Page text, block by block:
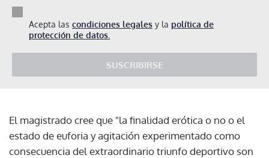
Acepta las condiciones legales y la política de
protección de datos.
SUSCRIBIRSE
El magistrado cree que "la finalidad erótica o no o el
estado de euforia y agitación experimentado como
consecuencia del extraordinario triunfo deportivo son